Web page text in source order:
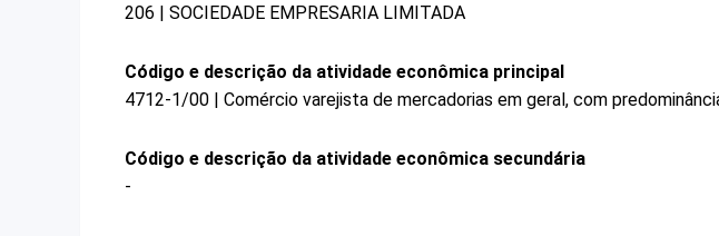
206 | SOCIEDADE EMPRESARIA LIMITADA
Código e descrição da atividade econômica principal
4712-1/00 | Comércio varejista de mercadorias em geral, com
Código e descrição da atividade econômica secundária
-